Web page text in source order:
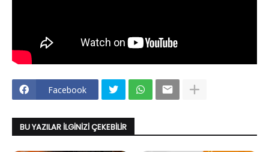
Facebook
BU YAZILAR İLGINIZI ÇEKEBILIR